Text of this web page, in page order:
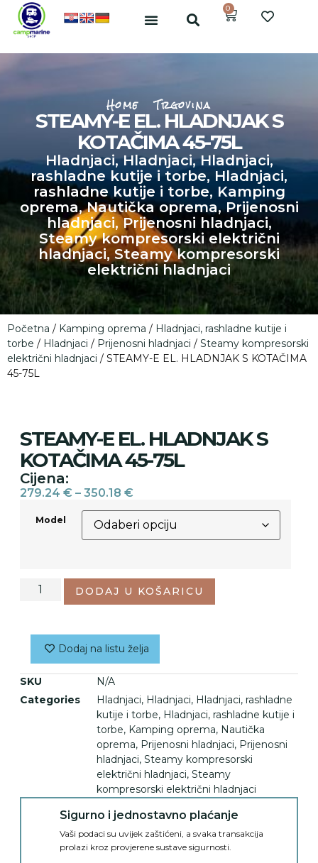
0
Home Trgovina
STEAMY-E EL. HLADNJAK S
KOTAČIMA 45-75L
Hladnjaci,Hladnjaci,Hladnjaci,
rashladne kutije i torbe, Hladnjaci,
rashladne kutije i torbe, Kamping
oprema,Nautička oprema,Prijenosni
hladnjaci,Prijenosni hladnjaci,
Steamy kompresorski električni
hladnjaci,Steamy kompresorski
električni hladnjaci
Početna / Kamping oprema / Hladnjaci, rashladne kutije i
torbe / Hladnjaci / Prijenosni hladnjaci / Steamy kompresorski
električni hladnjaci / STEAMY-E EL. HLADNJAK S KOTAČIMA
45-75L
STEAMY-E EL. HLADNJAK S
KOTAČIMA 45-75L
Cijena:
279.24 € – 350.18 €
Model
DODAJ U KOŠARICU
Dodaj na listu želja
SKU
N/A
Categories
Hladnjaci, Hladnjaci, Hladnjaci, rashladne
kutije i torbe, Hladnjaci, rashladne kutije i
torbe, Kamping oprema, Nautička
oprema, Prijenosni hladnjaci, Prijenosni
hladnjaci, Steamy kompresorski
električni hladnjaci, Steamy
kompresorski električni hladnjaci
Sigurno i jednostavno plaćanje
Vaši podaci su uvijek zaštićeni, a svaka transakcija
prolazi kroz provjerene sustave sigurnosti.